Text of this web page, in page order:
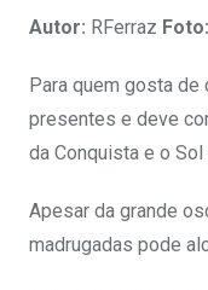
Autor: RFerraz Foto:
Para quem gosta
presentes e deve
da Conquista e o
Apesar da grande
madrugadas pode